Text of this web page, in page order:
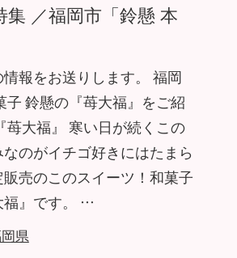
集 ／福岡市「鈴懸 本
報をお送りします。 福岡
子 鈴懸の『苺大福』をご紹
苺大福』 寒い日が続くこの
のがイチゴ好きにはたまら
売のこのスイーツ！和菓子
福』です。 …
県